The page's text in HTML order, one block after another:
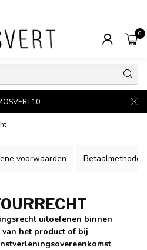
0
voorwaarden Betaalmethoden
uitoefenen binnen
het product of bij